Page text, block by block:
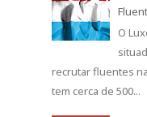
O
recrutar fluentes
tem cerca de 500...